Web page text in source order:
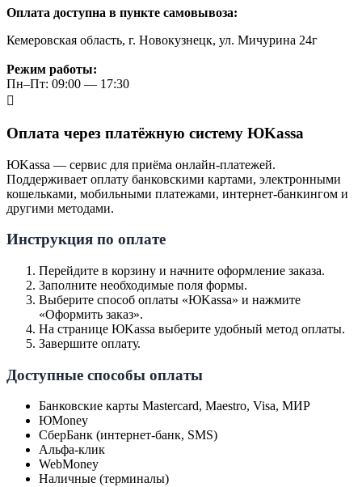
Оплата доступна в пункте самовывоза:
Кемеровская область, г. Новокузнецк, ул. Мичурина 24г
Режим работы:
Пн–Пт: 09:00 — 17:30
Оплата через платёжную систему ЮKassa
ЮKassa — сервис для приёма онлайн-платежей.
Поддерживает оплату банковскими картами, электронными
кошельками, мобильными платежами, интернет-банкингом и
другими методами.
Инструкция по оплате
Перейдите в корзину и начните оформление заказа.
Заполните необходимые поля формы.
Выберите способ оплаты «ЮKassa» и нажмите
«Оформить заказ».
На странице ЮKassa выберите удобный метод оплаты.
Завершите оплату.
Доступные способы оплаты
Банковские карты Mastercard, Maestro, Visa, МИР
ЮMoney
СберБанк (интернет-банк, SMS)
Альфа-клик
WebMoney
Наличные (терминалы)